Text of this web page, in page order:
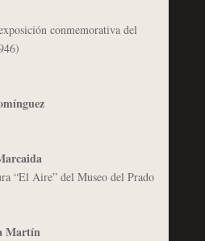
conmemorativa del
“El Aire” del Museo del Prado
Martín